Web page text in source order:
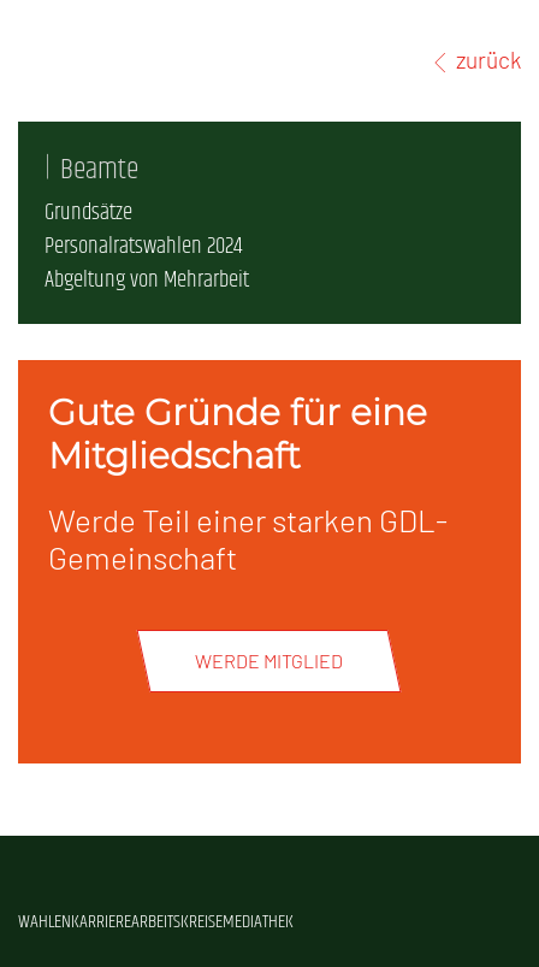
zurück
Beamte
Grundsätze
Personalratswahlen 2024
Abgeltung von Mehrarbeit
Gute Gründe für eine
Mitgliedschaft
Werde Teil einer starken GDL-
Gemeinschaft
WERDE MITGLIED
WAHLENKARRIEREARBEITSKREISEMEDIATHEK